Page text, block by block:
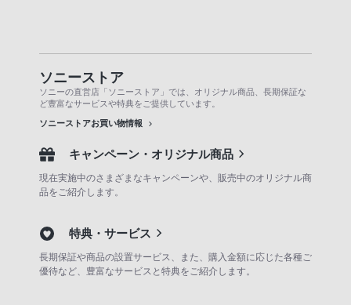
ソニーストア
ソニーの直営店「ソニーストア」では、オリジナル商品、長期保証な
ど豊富なサービスや特典をご提供しています。
ソニーストアお買い物情報
キャンペーン・オリジナル商品
現在実施中のさまざまなキャンペーンや、販売中のオリジナル商
品をご紹介します。
特典・サービス
長期保証や商品の設置サービス、また、購入金額に応じた各種ご
優待など、豊富なサービスと特典をご紹介します。